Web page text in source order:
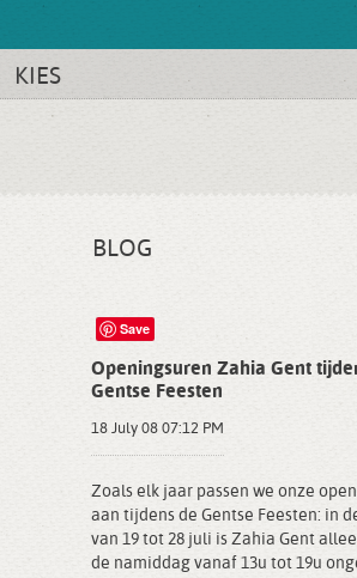
KIES
BLOG
Save
Openingsuren Zahia Gent
Gentse Feesten
18 July 08 07:12 PM
Zoals elk jaar passen we onze
aan tijdens de Gentse Feesten: in
van 19 tot 28 juli is Zahia Gent
de namiddag vanaf 13u tot 19u